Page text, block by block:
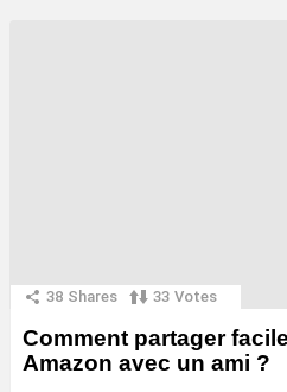
38 Shares 33 Votes
Comment partager
Amazon avec un ami ?